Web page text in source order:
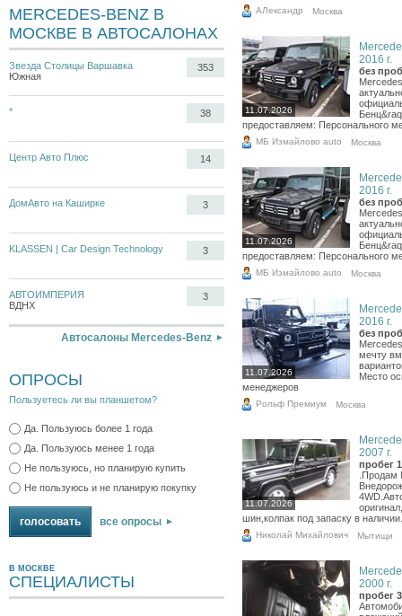
MERCEDES-BENZ В
МОСКВЕ В АВТОСАЛОНАХ
Звезда Столицы Варшавка
Южная
353
* 38
Центр Авто Плюс 14
ДомАвто на Каширке 3
KLASSEN | Car Design Technology 3
АВТОИМПЕРИЯ
ВДНХ
3
Автосалоны Mercedes-Benz
ОПРОСЫ
Пользуетесь ли вы планшетом?
Да. Пользуюсь более 1 года
Да. Пользуюсь менее 1 года
Не пользуюсь, но планирую купить
Не пользуюсь и не планирую покупку
все опросы
В МОСКВЕ
СПЕЦИАЛИСТЫ
АЛександр Москва
11.07.2026
2016 г.
без
предоставляем: Персонального
МБ Измайлово auto Москва
11.07.2026
2016 г.
без
предоставляем: Персонального
МБ Измайлово auto Москва
11.07.2026
2016 г.
без
мечту
Место
менеджеров
Рольф Премиум Москва
11.07.2026
2007 г.
пробег
.Продам
шин,колпак под запаску в
Николай Михайлович Мытищи
2000 г.
пробег